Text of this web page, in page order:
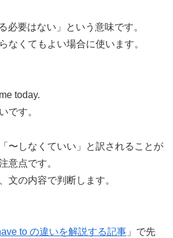
必要はない」という意味です。
なくてもよい場合に使います。
today.
です。
〜しなくていい」と訳されることが
意点です。
文の内容で判断します。
to の違いを解説する記事 」で先